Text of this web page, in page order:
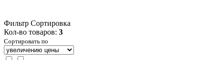
Фильтр Сортировка
Кол-во товаров: 3
Сортировать по